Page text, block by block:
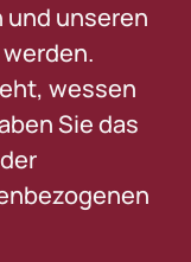
und unseren
wessen
Sie das